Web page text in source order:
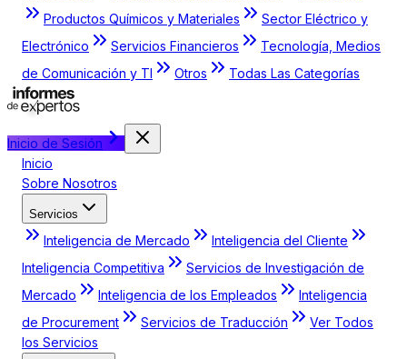
Productos Químicos y Materiales
Sector Eléctrico y
Electrónico
Servicios Financieros
Tecnología, Medios
de Comunicación y TI
Otros Todas Las Categorías
Inicio de Sesión
Inicio
Sobre Nosotros
Servicios
Inteligencia de Mercado
Inteligencia del Cliente
Inteligencia Competitiva
Servicios de Investigación de
Mercado
Inteligencia de los Empleados
Inteligencia
de Procurement
Servicios de Traducción
Ver Todos
los Servicios